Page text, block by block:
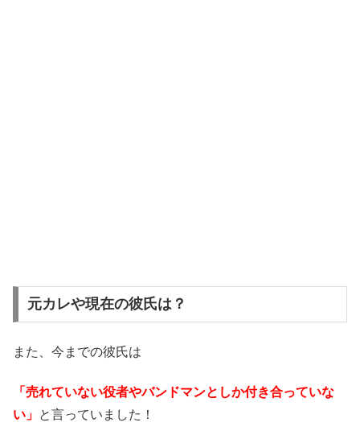
元カレや現在の彼氏は？
また、今までの彼氏は
「売れていない役者やバンドマンとしか付き合っていな
い」 と言っていました！